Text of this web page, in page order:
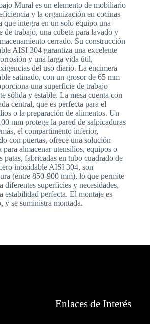
Mural es un elemento de mobiliario
y la organización en cocinas
que integra en un solo equipo una
de trabajo, una cubeta para lavado y
cerrado. Su construcción
AISI 304 garantiza una excelente
y una larga vida útil,
del uso diario. La encimera
satinado, con un grosor de 65 mm
una superficie de trabajo
sólida y estable. La mesa cuenta con
central, que es perfecta para el
o la preparación de alimentos. Un
mm protege la pared de salpicaduras
el compartimento inferior,
con puertas, ofrece una solución
para almacenar utensilios, equipos o
patas, fabricadas en tubo cuadrado de
inoxidable AISI 304, son
(entre 850-900 mm), lo que permite
diferentes superficies y necesidades,
estabilidad perfecta. El montaje es
y se suministra montada.
Enlaces de Interés